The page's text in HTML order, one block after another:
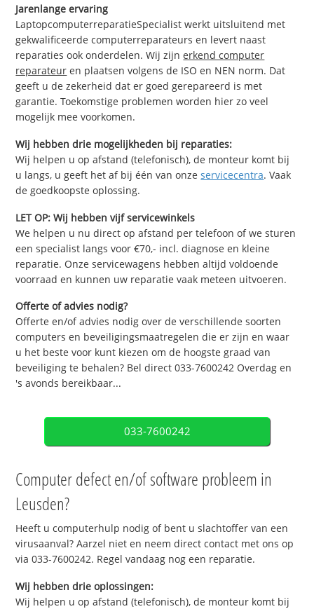
Jarenlange ervaring
LaptopcomputerreparatieSpecialist werkt uitsluitend met
gekwalificeerde computerreparateurs en levert naast
reparaties ook onderdelen. Wij zijnerkend computer
reparateur en plaatsen volgens de ISO en NEN norm. Dat
geeft u de zekerheid dat er goed gerepareerd is met
garantie. Toekomstige problemen worden hier zo veel
mogelijk mee voorkomen.
Wij hebben drie mogelijkheden bij reparaties:
Wij helpen u op afstand (telefonisch), de monteur komt bij
u langs, u geeft het af bij één van onzeservicecentra. Vaak
de goedkoopste oplossing.
LET OP: Wij hebben vijf servicewinkels
We helpen u nu direct op afstand per telefoon of we sturen
een specialist langs voor €70,- incl. diagnose en kleine
reparatie. Onze servicewagens hebben altijd voldoende
voorraad en kunnen uw reparatie vaak meteen uitvoeren.
Offerte of advies nodig?
Offerte en/of advies nodig over de verschillende soorten
computers en beveiligingsmaatregelen die er zijn en waar
u het beste voor kunt kiezen om de hoogste graad van
beveiliging te behalen? Bel direct 033-7600242 Overdag en
's avonds bereikbaar...
033-7600242
Computer defect en/of software probleem in
Leusden?
Heeft u computerhulp nodig of bent u slachtoffer van een
virusaanval? Aarzel niet en neem direct contact met ons op
via 033-7600242. Regel vandaag nog een reparatie.
Wij hebben drie oplossingen:
Wij helpen u op afstand (telefonisch), de monteur komt bij